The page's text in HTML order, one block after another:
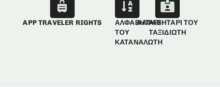
APP TRAVELER RIGHTS
ΑΛΦΑΒΗΤΑΡΙ
ΤΟΥ
ΚΑΤΑΝΑΛΩΤΗ
ΑΛΦΑΒΗΤΑΡΙ ΤΟΥ
ΤΑΞΙΔΙΩΤΗ